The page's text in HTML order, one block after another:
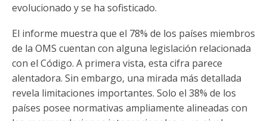
evolucionado y se ha sofisticado.
El informe muestra que el 78% de los países miembros
de la OMS cuentan con alguna legislación relacionada
con el Código. A primera vista, esta cifra parece
alentadora. Sin embargo, una mirada más detallada
revela limitaciones importantes. Solo el 38% de los
países posee normativas ampliamente alineadas con